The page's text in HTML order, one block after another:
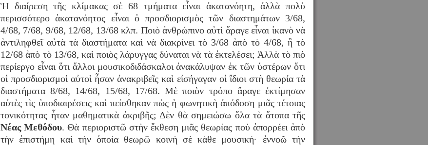
Ἡ διαίρεση τῆς κλίμακας σὲ 68 τμήματα εἶναι ἀκατανόητη, ἀλλὰ πολὺ
περισσότερο ἀκατανόητος εἶναι ὁ προσδιορισμὸς τῶν διαστημάτων 3/68,
4/68, 7/68, 9/68, 12/68, 13/68 κλπ. Ποιὸ ἀνθρώπινο αὐτὶ ἄραγε εἶναι ἱκανὸ νὰ
ἀντιληφθεῖ αὐτὰ τὰ διαστήματα καὶ νὰ διακρίνει τὸ 3/68 ἀπὸ τὸ 4/68, ἢ τὸ
12/68 ἀπὸ τὸ 13/68, καὶ ποιὸς λάρυγγας δύναται νὰ τὰ ἐκτελέσει; Ἀλλὰ τὸ πιὸ
περίεργο εἶναι ὅτι ἄλλοι μουσικοδιδάσκαλοι ἀνακάλυψαν ἐκ τῶν ὑστέρων ὅτι
οἱ προσδιορισμοὶ αὐτοὶ ἦσαν ἀνακριβεῖς καὶ εἰσήγαγαν οἱ ἴδιοι στὴ θεωρία τὰ
διαστήματα 8/68, 14/68, 15/68, 17/68. Μὲ ποιὸν τρόπο ἄραγε ἐκτίμησαν
αὐτὲς τὶς ὑποδιαιρέσεις καὶ πείσθηκαν πὼς ἡ φωνητικὴ ἀπόδοση μιᾶς τέτοιας
τονικότητας ἦταν μαθηματικὰ ἀκριβῆς; Δὲν θὰ σημειώσω ὅλα τὰ ἄτοπα τῆς
Νέας Μεθόδου. Θὰ περιοριστῶ στὴν ἔκθεση μιᾶς θεωρίας ποὺ ἀπορρέει ἀπὸ
τὴν ἐπιστήμη καὶ τὴν ὁποία θεωρῶ κοινὴ σὲ κάθε μουσική· ἐννοῶ τὴν